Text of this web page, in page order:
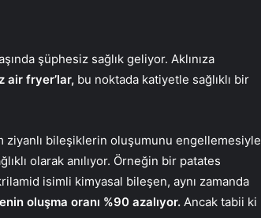
şüphesiz sağlık geliyor. Aklınıza
air fryer’lar, bu noktada katiyetle sağlıklı bir
ziyanlı bileşiklerin oluşumunu engellemesiyle
olarak anılıyor. Örneğin bir patates
isimli kimyasal bileşen, aynı zamanda
oluşma oranı %90 azalıyor. Ancak tabii ki